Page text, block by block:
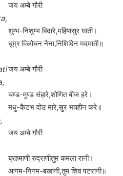
जय अम्बे गौरी
शुम्भ-निशुम्भ बिदारे,महिषासुर घाती।
धूम्र विलोचन नैना,निशिदिन मदमाती॥
जय अम्बे गौरी
चण्ड-मुण्ड संहारे,शोणित बीज हरे।
मधु-कैटभ दोउ मारे,सुर भयहीन करे॥
जय अम्बे गौरी
ब्रहमाणी रुद्राणीतुम कमला रानी।
आगम-निगम-बखानी,तुम शिव पटरानी॥